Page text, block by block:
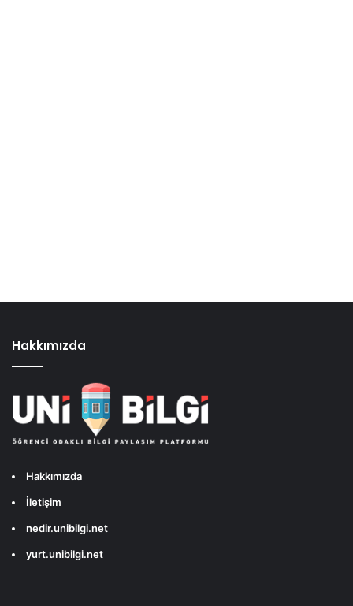
Hakkımızda
Hakkımızda
İletişim
nedir.unibilgi.net
yurt.unibilgi.net